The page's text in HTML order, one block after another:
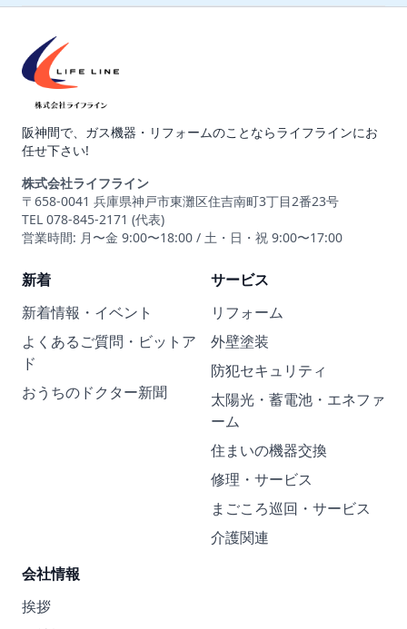
阪神間で、ガス機器・リフォームのことならライフラインにお
任せ下さい!
株式会社ライフライン
〒658-0041 兵庫県神戸市東灘区住吉南町3丁目2番23号
TEL 078-845-2171 (代表)
営業時間: 月〜金 9:00〜18:00 / 土・日・祝 9:00〜17:00
新着
新着情報・イベント
よくあるご質問・ビットア
ド
おうちのドクター新聞
サービス
リフォーム
外壁塗装
防犯セキュリティ
太陽光・蓄電池・エネファ
ーム
住まいの機器交換
修理・サービス
まごころ巡回・サービス
介護関連
会社情報
挨拶